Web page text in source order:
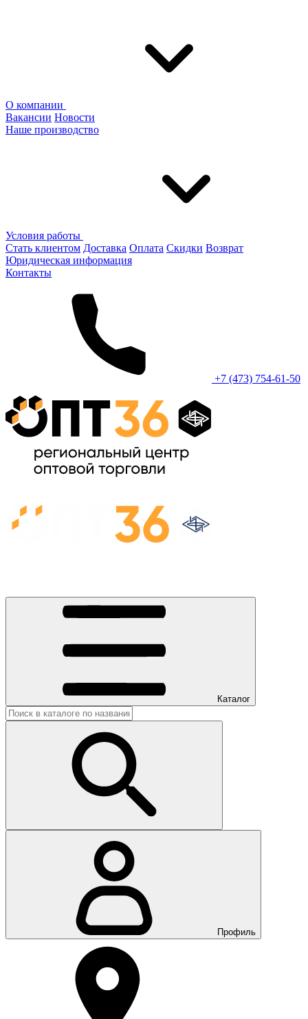
О компании
Вакансии Новости
Наше производство
Условия работы
Стать клиентом Доставка Оплата Скидки Возврат
Юридическая информация
Контакты
+7 (473) 754-61-50
Каталог
Профиль